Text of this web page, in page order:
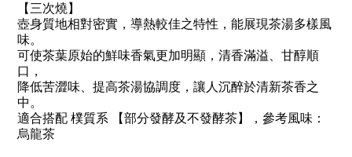
【三次燒】
壺身質地相對密實，導熱較佳之特性，能展現茶湯多樣風
味。
可使茶葉原始的鮮味香氣更加明顯，清香滿溢、甘醇順
口，
降低苦澀味、提高茶湯協調度，讓人沉醉於清新茶香之
中。
適合搭配 樸質系 【部分發酵及不發酵茶】，參考風味：
烏龍茶